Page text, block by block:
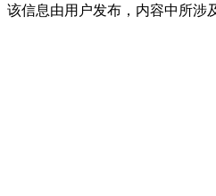
该信息由用户发布，内容中所涉